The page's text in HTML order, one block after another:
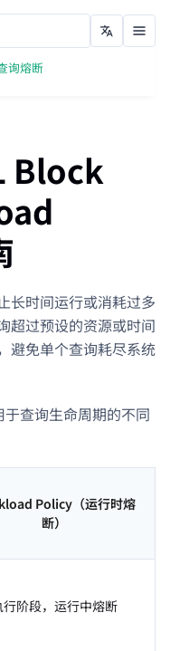
询熔断
Block
长时间运行或消耗过多
超过预设的资源或时间
避免单个查询耗尽系统
查询生命周期的不同
Policy（运行时熔
断）
阶段，运行中熔断